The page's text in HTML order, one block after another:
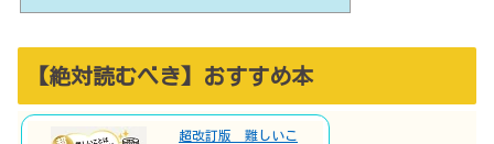
【絶対読むべき】おすすめ本
超改訂版 難しいこ